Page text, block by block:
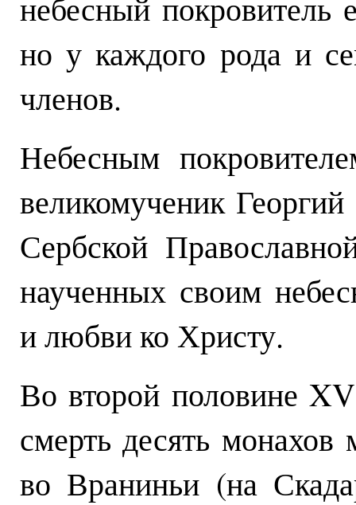
но у каждого рода и
членов.
Небесным
великомученик
Сербской
наученных своим
и любви ко Христу.
Во второй половине
смерть десять монахов
во Враниньи (на